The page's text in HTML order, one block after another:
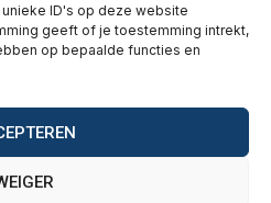
ID's op deze website
geeft of je toestemming intrekt,
op bepaalde functies en